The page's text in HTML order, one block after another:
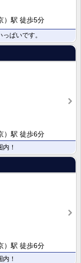
）駅 徒歩5分
ぱいです。
）駅 徒歩6分
！
）駅 徒歩6分
！